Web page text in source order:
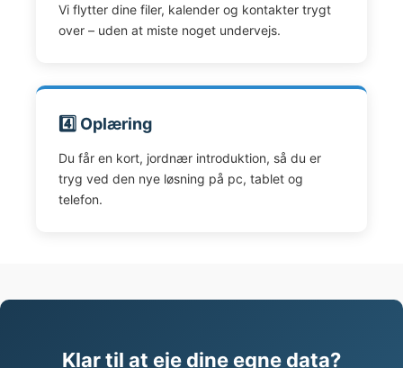
Vi flytter dine filer, kalender og kontakter trygt
over – uden at miste noget undervejs.
4️⃣ Oplæring
Du får en kort, jordnær introduktion, så du er
tryg ved den nye løsning på pc, tablet og
telefon.
Klar til at eje dine egne data?